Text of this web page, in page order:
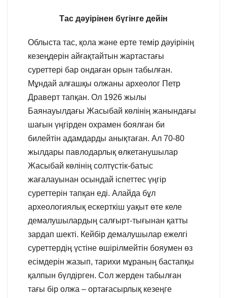
Тас дәуірінен бүгінге дейін
Облыста тас, қола және ерте темір дәуірінің
кезеңдерін айғақтайтын жартастағы
суреттері бар ондаған орын табылған.
Мұндай алғашқы олжаны археолог Петр
Драверт тапқан. Ол 1926 жылы
Баянауылдағы Жасыбай көлінің жанындағы
шағын үңгірден охрамен боялған би
билейтін адамдарды анықтаған. Ал 70-80
жылдары павлодарлық өлкетанушылар
Жасыбай көлінің солтүстік-батыс
жағалауынан осындай іспеттес үңгір
суреттерін тапқан еді. Алайда бұл
археологиялық ескерткіш уақыт өте келе
демалушылардың салғырт-тығынан қатты
зардап шекті. Кейбір демалушылар ежелгі
суреттердің үстіне өшірілмейтін бояумен өз
есімдерін жазып, тарихи мұраның бастапқы
қалпын бүлдірген. Сол жерден табылған
тағы бір олжа – ортағасырлық кезеңге